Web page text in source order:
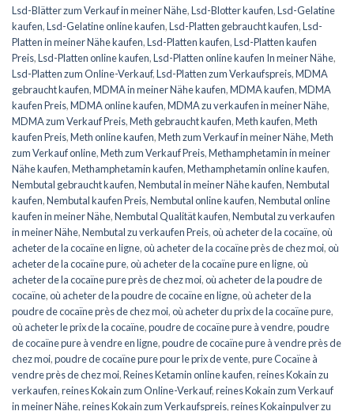
Lsd-Blätter zum Verkauf in meiner Nähe,Lsd-Blotter kaufen,Lsd-Gelatine
kaufen,Lsd-Gelatine online kaufen,Lsd-Platten gebraucht kaufen,Lsd-
Platten in meiner Nähe kaufen,Lsd-Platten kaufen,Lsd-Platten kaufen
Preis,Lsd-Platten online kaufen,Lsd-Platten online kaufen In meiner Nähe,
Lsd-Platten zum Online-Verkauf,Lsd-Platten zum Verkaufspreis,MDMA
gebraucht kaufen,MDMA in meiner Nähe kaufen,MDMA kaufen,MDMA
kaufen Preis,MDMA online kaufen,MDMA zu verkaufen in meiner Nähe,
MDMA zum Verkauf Preis,Meth gebraucht kaufen,Meth kaufen,Meth
kaufen Preis,Meth online kaufen,Meth zum Verkauf in meiner Nähe,Meth
zum Verkauf online,Meth zum Verkauf Preis,Methamphetamin in meiner
Nähe kaufen,Methamphetamin kaufen,Methamphetamin online kaufen,
Nembutal gebraucht kaufen,Nembutal in meiner Nähe kaufen,Nembutal
kaufen,Nembutal kaufen Preis,Nembutal online kaufen,Nembutal online
kaufen in meiner Nähe,Nembutal Qualität kaufen,Nembutal zu verkaufen
in meiner Nähe,Nembutal zu verkaufen Preis,où acheter de la cocaïne,où
acheter de la cocaïne en ligne,où acheter de la cocaïne près de chez moi,où
acheter de la cocaïne pure,où acheter de la cocaïne pure en ligne,où
acheter de la cocaïne pure près de chez moi,où acheter de la poudre de
cocaïne,où acheter de la poudre de cocaïne en ligne,où acheter de la
poudre de cocaïne près de chez moi,où acheter du prix de la cocaïne pure,
où acheter le prix de la cocaïne,poudre de cocaïne pure à vendre,poudre
de cocaïne pure à vendre en ligne,poudre de cocaïne pure à vendre près de
chez moi,poudre de cocaïne pure pour le prix de vente,pure Cocaïne à
vendre près de chez moi,Reines Ketamin online kaufen,reines Kokain zu
verkaufen,reines Kokain zum Online-Verkauf,reines Kokain zum Verkauf
in meiner Nähe,reines Kokain zum Verkaufspreis,reines Kokainpulver zu